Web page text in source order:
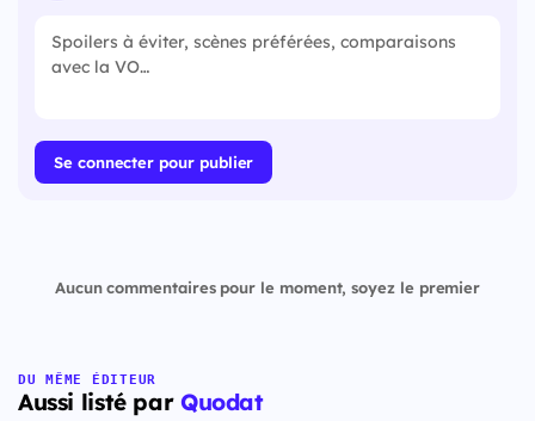
Se connecter pour publier
Aucun commentaires pour le moment, soyez le premier
DU MÊME ÉDITEUR
Aussi listé par Quodat